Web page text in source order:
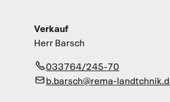
Verkauf
Herr Barsch
033764/245-70
b.barsch@rema-